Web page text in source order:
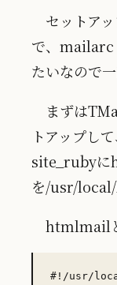
セットア
で、mailarc
たいなので
まずは
トアップし
site_ruby
を/usr/local/
htmlmail